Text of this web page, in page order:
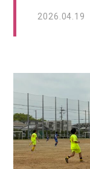
2026.04.19